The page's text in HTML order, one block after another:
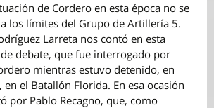
de Cordero en esta época no se
los límites del Grupo de Artillería 5.
Larreta nos contó en esta
debate, que fue interrogado por
mientras estuvo detenido, en
en el Batallón Florida. En esa ocasión
por Pablo Recagno, que, como